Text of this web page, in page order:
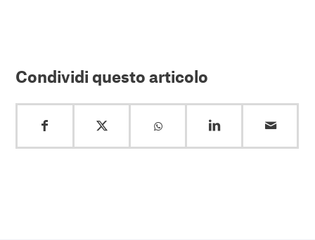
Condividi questo articolo